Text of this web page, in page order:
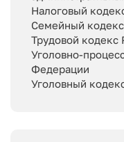
Налоговый
Семейный
Трудовой кодекс
Уголовно-
Федерации
Уголовный